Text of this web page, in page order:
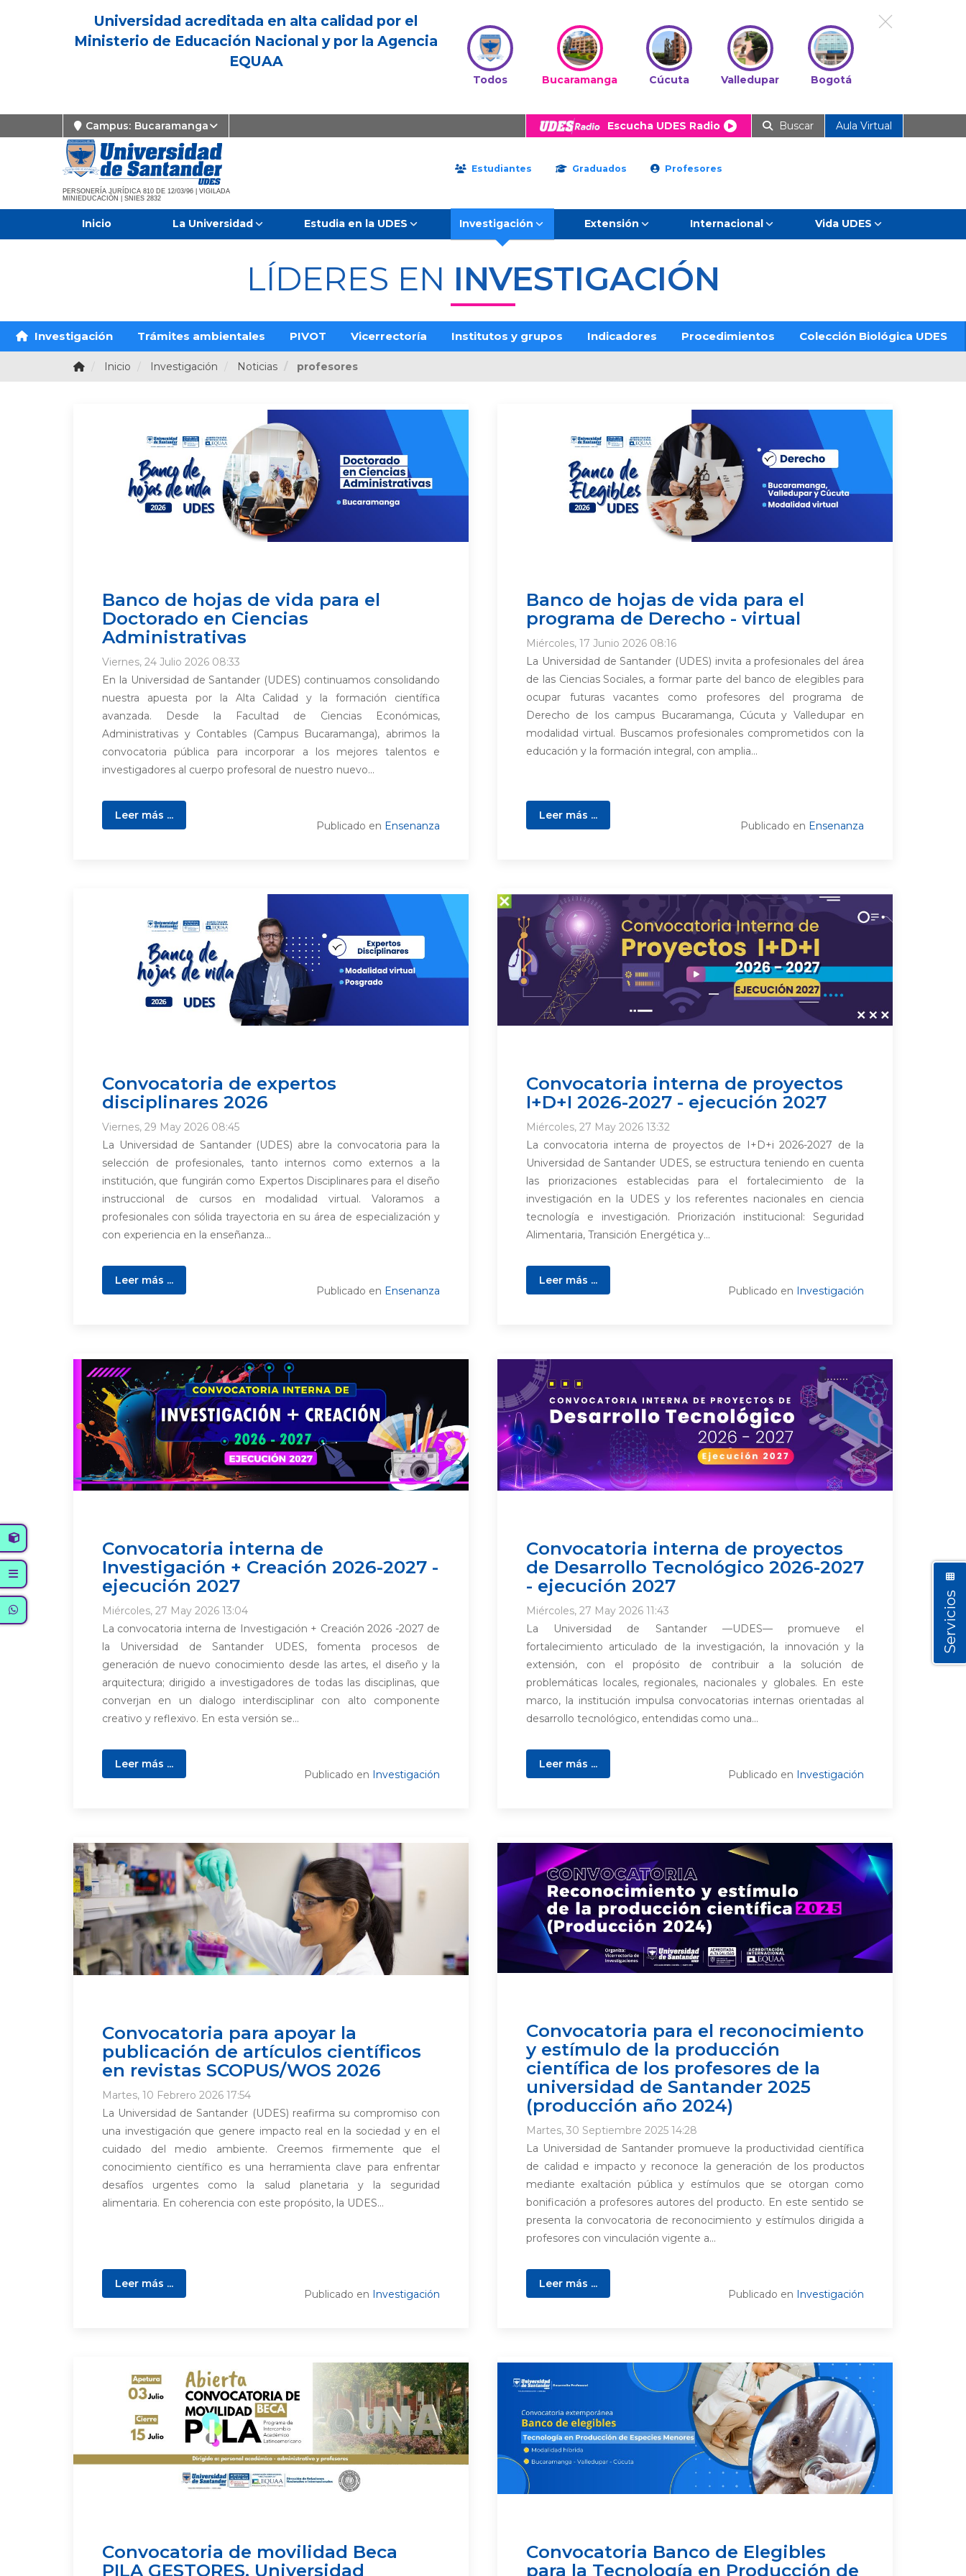
Universidad acreditada en alta calidad por el
Ministerio de Educación Nacional y por la Agencia
EQUAA
Todos Bucaramanga Cúcuta Valledupar Bogotá
Campus: Bucaramanga Escucha UDES Radio Buscar Aula Virtual
PERSONERÍA JURÍDICA 810 DE 12/03/96 | VIGILADA
MINIEDUCACIÓN | SNIES 2832
Estudiantes Graduados Profesores
Inicio La Universidad Estudia en la UDES Investigación Extensión Internacional Vida UDES
LÍDERES EN INVESTIGACIÓN
Investigación Trámites ambientales PIVOT Vicerrectoría Institutos y grupos Indicadores Procedimientos Colección Biológica UDES
Inicio Investigación Noticias profesores
Banco de hojas de vida para el
Doctorado en Ciencias
Administrativas
Viernes, 24 Julio 2026 08:33
En la Universidad de Santander (UDES) continuamos consolidando
nuestra apuesta por la Alta Calidad y la formación científica
avanzada. Desde la Facultad de Ciencias Económicas,
Administrativas y Contables (Campus Bucaramanga), abrimos la
convocatoria pública para incorporar a los mejores talentos e
investigadores al cuerpo profesoral de nuestro nuevo...
Leer más ...
Publicado en Ensenanza
Banco de hojas de vida para el
programa de Derecho - virtual
Miércoles, 17 Junio 2026 08:16
La Universidad de Santander (UDES) invita a profesionales del área
de las Ciencias Sociales, a formar parte del banco de elegibles para
ocupar futuras vacantes como profesores del programa de
Derecho de los campus Bucaramanga, Cúcuta y Valledupar en
modalidad virtual. Buscamos profesionales comprometidos con la
educación y la formación integral, con amplia...
Leer más ...
Publicado en Ensenanza
Convocatoria de expertos
disciplinares 2026
Viernes, 29 May 2026 08:45
La Universidad de Santander (UDES) abre la convocatoria para la
selección de profesionales, tanto internos como externos a la
institución, que fungirán como Expertos Disciplinares para el diseño
instruccional de cursos en modalidad virtual. Valoramos a
profesionales con sólida trayectoria en su área de especialización y
con experiencia en la enseñanza...
Leer más ...
Publicado en Ensenanza
Convocatoria interna de proyectos
I+D+I 2026-2027 - ejecución 2027
Miércoles, 27 May 2026 13:32
La convocatoria interna de proyectos de I+D+i 2026-2027 de la
Universidad de Santander UDES, se estructura teniendo en cuenta
las priorizaciones establecidas para el fortalecimiento de la
investigación en la UDES y los referentes nacionales en ciencia
tecnología e investigación. Priorización institucional: Seguridad
Alimentaria, Transición Energética y...
Leer más ...
Publicado en Investigación
Convocatoria interna de
Investigación + Creación 2026-2027 -
ejecución 2027
Miércoles, 27 May 2026 13:04
La convocatoria interna de Investigación + Creación 2026 -2027 de
la Universidad de Santander UDES, fomenta procesos de
generación de nuevo conocimiento desde las artes, el diseño y la
arquitectura; dirigido a investigadores de todas las disciplinas, que
converjan en un dialogo interdisciplinar con alto componente
creativo y reflexivo. En esta versión se...
Leer más ...
Publicado en Investigación
Convocatoria interna de proyectos
de Desarrollo Tecnológico 2026-2027
- ejecución 2027
Miércoles, 27 May 2026 11:43
La Universidad de Santander —UDES— promueve el
fortalecimiento articulado de la investigación, la innovación y la
extensión, con el propósito de contribuir a la solución de
problemáticas locales, regionales, nacionales y globales. En este
marco, la institución impulsa convocatorias internas orientadas al
desarrollo tecnológico, entendidas como una...
Leer más ...
Publicado en Investigación
Convocatoria para apoyar la
publicación de artículos científicos
en revistas SCOPUS/WOS 2026
Martes, 10 Febrero 2026 17:54
La Universidad de Santander (UDES) reafirma su compromiso con
una investigación que genere impacto real en la sociedad y en el
cuidado del medio ambiente. Creemos firmemente que el
conocimiento científico es una herramienta clave para enfrentar
desafíos urgentes como la salud planetaria y la seguridad
alimentaria. En coherencia con este propósito, la UDES...
Leer más ...
Publicado en Investigación
Convocatoria para el reconocimiento
y estímulo de la producción
científica de los profesores de la
universidad de Santander 2025
(producción año 2024)
Martes, 30 Septiembre 2025 14:28
La Universidad de Santander promueve la productividad científica
de calidad e impacto y reconoce la generación de los productos
mediante exaltación pública y estímulos que se otorgan como
bonificación a profesores autores del producto. En este sentido se
presenta la convocatoria de reconocimiento y estímulos dirigida a
profesores con vinculación vigente a...
Leer más ...
Publicado en Investigación
Convocatoria de movilidad Beca
PILA GESTORES, Universidad
Convocatoria Banco de Elegibles
para la Tecnología en Producción de
Servicios